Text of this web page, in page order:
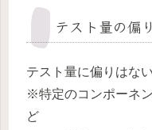
テスト量の偏
テスト量に偏りはな
※特定のコンポーネ
ど